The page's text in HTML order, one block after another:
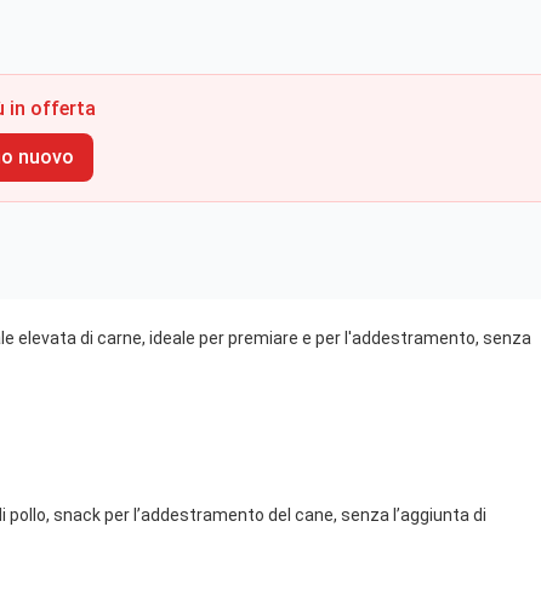
in offerta
nuovo
di carne, ideale per premiare e per l'addestramento, senza
snack per l’addestramento del cane, senza l’aggiunta di